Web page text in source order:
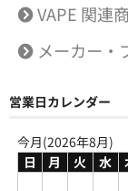
VAPE 関連
メーカー・
営業日カレンダー
今月(2026年8月)
日
月 火 水